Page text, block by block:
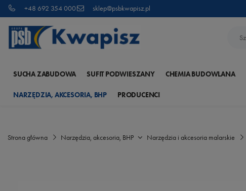
+48 692 354 000 sklep@psbkwapisz.pl
SUCHA ZABUDOWA SUFIT PODWIESZANY CHEMIA BUDOWLANA
NARZĘDZIA, AKCESORIA, BHP PRODUCENCI
Strona główna Narzędzia, akcesoria, BHP Narzędzia i akcesoria malarskie